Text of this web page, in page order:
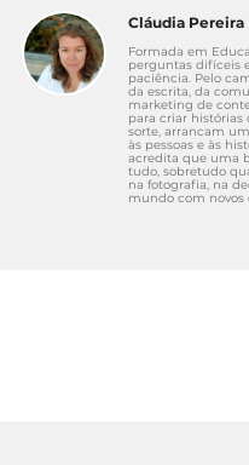
Jardins
. Ambiente
https://
verde/parques-jardins
Câmara Municipal
. Nature
https://
doaria-garden/
Cláudia Pereira
Formada em
perguntas difíceis
paciência. Pelo
da escrita, da
marketing de
para criar histórias
sorte, arrancam
às pessoas e às
acredita que uma
tudo, sobretudo
na fotografia, na
mundo com novos